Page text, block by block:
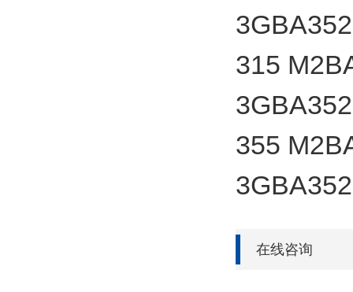
315
355
在线咨询